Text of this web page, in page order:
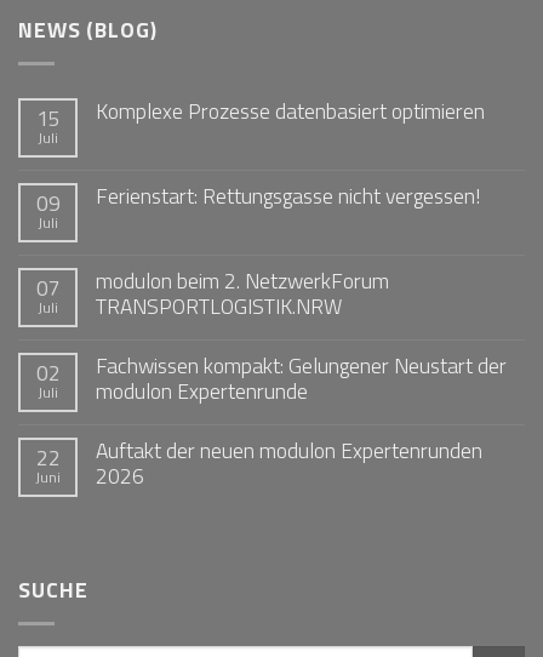
NEWS (BLOG)
15
Juli
Komplexe Prozesse datenbasiert optimieren
09
Juli
Ferienstart: Rettungsgasse nicht vergessen!
07
Juli
modulon beim 2. NetzwerkForum
TRANSPORTLOGISTIK.NRW
02
Juli
Fachwissen kompakt: Gelungener Neustart der
modulon Expertenrunde
22
Juni
Auftakt der neuen modulon Expertenrunden
2026
SUCHE